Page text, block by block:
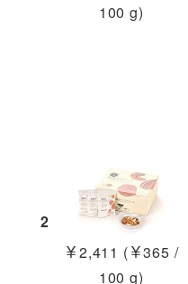
100 g)
2
￥2,411 (￥365 /
100 g)